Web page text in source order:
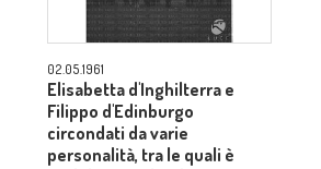
02.05.1961
Elisabetta d'Inghilterra e
Filippo d'Edinburgo
circondati da varie
personalità, tra le quali è